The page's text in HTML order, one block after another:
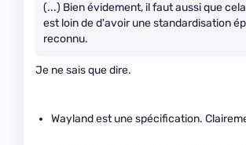
(...) Bien évidement, il faut aussi que
est loin de d'avoir une standardisation
reconnu.
Je ne sais que dire.
Wayland est une spécification.